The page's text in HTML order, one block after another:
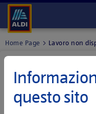
Home Page Lavoro non
Ci dispiace, abbiamo
questo sito